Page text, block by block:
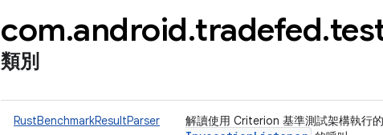
com.android.tradefed.
類別
RustBenchmarkResultParser 解讀使用 Criterion 基準測試架構執行